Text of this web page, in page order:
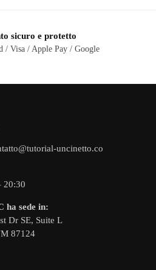
sicuro e protetto
/ Visa / Apple Pay / Google
uncinetto.co
20:30
ha sede in:
Dr SE, Suite L
87124